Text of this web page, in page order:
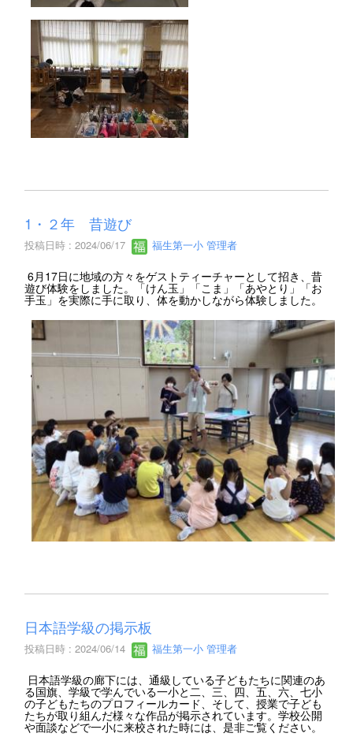
1・２年 昔遊び
投稿日時 : 2024/06/17 福生第一小 管理者
6月17日に地域の方々をゲストティーチャーとして招き、昔
遊び体験をしました。「けん玉」「こま」「あやとり」「お
手玉」を実際に手に取り、体を動かしながら体験しました。
日本語学級の掲示板
投稿日時 : 2024/06/14 福生第一小 管理者
日本語学級の廊下には、通級している子どもたちに関連のあ
る国旗、学級で学んでいる一小と二、三、四、五、六、七小
の子どもたちのプロフィールカード、そして、授業で子ども
たちが取り組んだ様々な作品が掲示されています。学校公開
や面談などで一小に来校された時には、是非ご覧ください。